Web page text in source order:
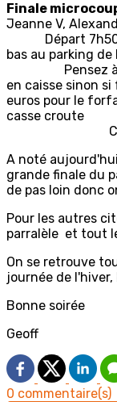
Finale
Jeanne
Départ 7h50
bas au
Pensez à
en caisse sinon
euros pour le
Ce sera
A noté
grande finale du
de pas loin donc
Pour les autres
parralèle et tout
On se retrouve
journée de
Bonne soirée
Geoff
0 commentaire(s)